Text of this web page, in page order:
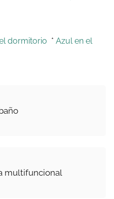
dormitorio * Azul en el
multifuncional